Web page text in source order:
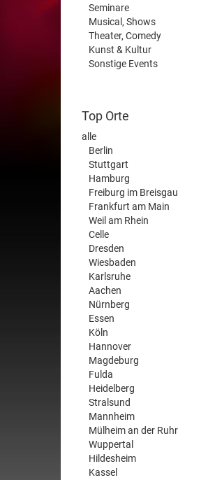
Seminare
Musical, Shows
Theater, Comedy
Kunst & Kultur
Sonstige Events
Top Orte
alle
Berlin
Stuttgart
Hamburg
Freiburg im Breisgau
Frankfurt am Main
Weil am Rhein
Celle
Dresden
Wiesbaden
Karlsruhe
Aachen
Nürnberg
Essen
Köln
Hannover
Magdeburg
Fulda
Heidelberg
Stralsund
Mannheim
Mülheim an der Ruhr
Wuppertal
Hildesheim
Kassel